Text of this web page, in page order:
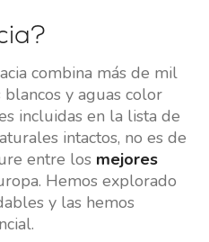
combina más de mil
y aguas color
incluidas en la lista de
intactos, no es de
entre los mejores
Hemos explorado
y las hemos